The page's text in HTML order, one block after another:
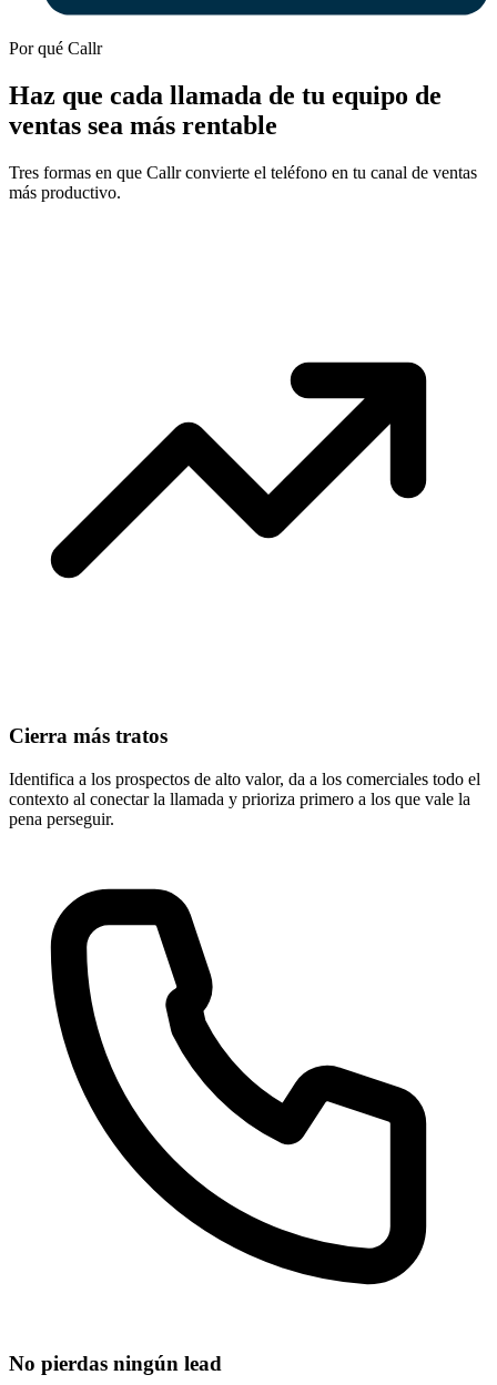
Por qué Callr
Haz que cada llamada de tu equipo de
ventas sea más rentable
Tres formas en que Callr convierte el teléfono en tu canal de ventas
más productivo.
Cierra más tratos
Identifica a los prospectos de alto valor, da a los comerciales todo el
contexto al conectar la llamada y prioriza primero a los que vale la
pena perseguir.
No pierdas ningún lead